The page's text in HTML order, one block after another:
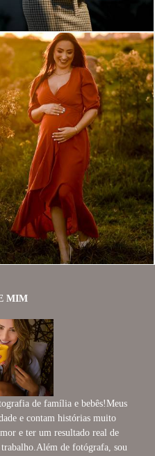
14
MIM
de família e bebês!Meus
e contam histórias muito
e ter um resultado real de
de fotógrafa, sou